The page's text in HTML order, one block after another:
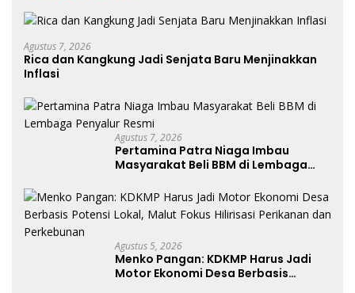
Agustus 7, 2026
Rica dan Kangkung Jadi Senjata Baru Menjinakkan
Inflasi
Agustus 7, 2026
Pertamina Patra Niaga Imbau
Masyarakat Beli BBM di Lembaga
Agustus 5, 2026
Menko Pangan: KDKMP Harus Jadi
Motor Ekonomi Desa Berbasis